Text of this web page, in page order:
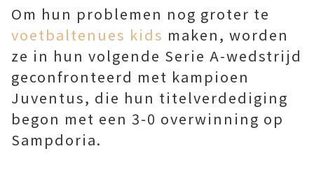
Om hun problemen nog groter te
voetbaltenues kids maken, worden
ze in hun volgende Serie A-wedstrijd
geconfronteerd met kampioen
Juventus, die hun titelverdediging
begon met een 3-0 overwinning op
Sampdoria.